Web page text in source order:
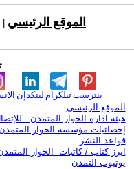
الموقع الرئيسي
لينكدإن تيلكرامبنترست
الموقع الرئيسي
هيئة ادارة الحوار المتمدن -
إحصائيات مؤسسة الحوار المتمدن
قواعد النشر
ابرز كتاب / كاتبات الحوار
يوتيوب التمدن